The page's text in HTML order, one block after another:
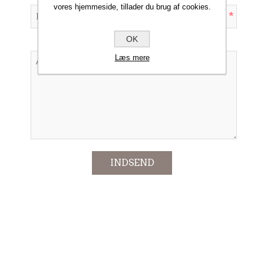
*
Forespørgsel
INDSEND
vores hjemmeside, tillader du brug af cookies.
OK
Læs mere